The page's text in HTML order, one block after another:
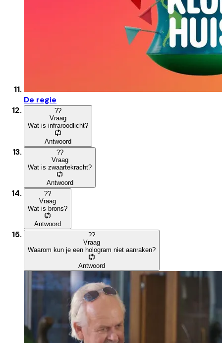
De regie
??
Vraag
Wat is infraroodlicht?
Antwoord
??
Vraag
Wat is zwaartekracht?
Antwoord
??
Vraag
Wat is brons?
Antwoord
??
Vraag
Waarom kun je een hologram niet aanraken?
Antwoord